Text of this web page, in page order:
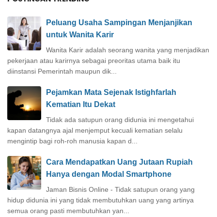
Peluang Usaha Sampingan Menjanjikan
untuk Wanita Karir
Wanita Karir adalah seorang wanita yang menjadikan
pekerjaan atau karirnya sebagai preoritas utama baik itu
diinstansi Pemerintah maupun dik...
Pejamkan Mata Sejenak Istighfarlah
Kematian Itu Dekat
Tidak ada satupun orang didunia ini mengetahui
kapan datangnya ajal menjemput kecuali kematian selalu
mengintip bagi roh-roh manusia kapan d...
Cara Mendapatkan Uang Jutaan Rupiah
Hanya dengan Modal Smartphone
Jaman Bisnis Online - Tidak satupun orang yang
hidup didunia ini yang tidak membutuhkan uang yang artinya
semua orang pasti membutuhkan yan...